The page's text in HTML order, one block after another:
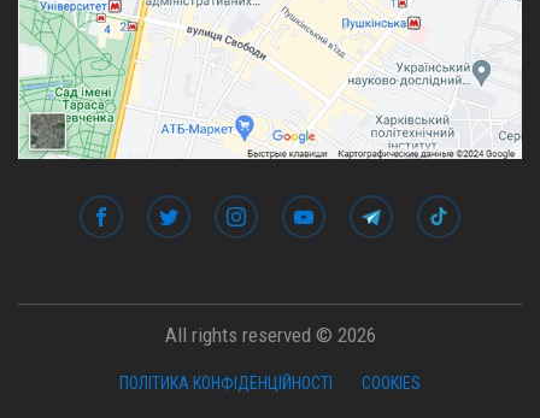
All rights reserved © 2026
ПОЛІТИКА КОНФІДЕНЦІЙНОСТІ COOKIES